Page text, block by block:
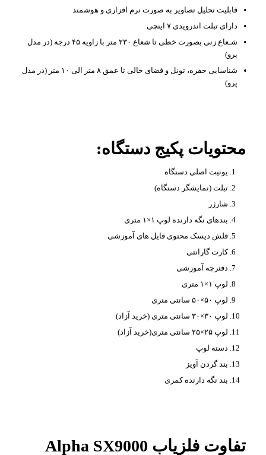
قابلیت تحلیل تصاویر به صورت نرم افزاری و هوشمند
دارای تبلت اندرویدی ۷ اینچی
شـعاع زنی بصورت خطی تا شعاع ۲۳۰ متر با زاویه ۴۵ درجه (در مدل
پرو)
شناسایی حفره، تونل و فضای خالی تا عمق ‎‎۸‎ متر الی ۱۰ متر (در مدل
پرو)
محتویات پکیج دستگاه:
یونیت اصلی دستگاه
تبلت (نمایشگر دستگاه)
شارژر
بندهای نگه دارنده لوپ ۱×۱ متری
فلش دیسک محتوی فایل های آموزشی
کارت گارانتی
دفترچه آموزشی
لوپ ۱×۱ متری
لوپ ۵۰×۵۰ سانتی متری
لوپ ۳۰×۳۰ سانتی متری (خرید آزاد)
لوپ ۲۵×۲۵ سانتی متری(خرید آزاد)
دسته لوپ
بند گردن آویز
بند نگه دارنده کمری
تفاوت فلزیاب Alpha SX9000